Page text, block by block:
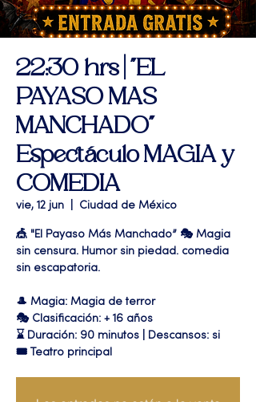
22:30 hrs | "EL
PAYASO MAS
MANCHADO"
Espectáculo MAGIA y
COMEDIA
vie, 12 jun Ciudad de México
🎪 "El Payaso Más Manchado” 🎭 Magia
sin censura. Humor sin piedad. comedia
sin escapatoria.
🎩 Magia: Magia de terror
🎭 Clasificación: + 16 años
⌛ Duración: 90 minutos | Descansos: si
🎟 Teatro principal